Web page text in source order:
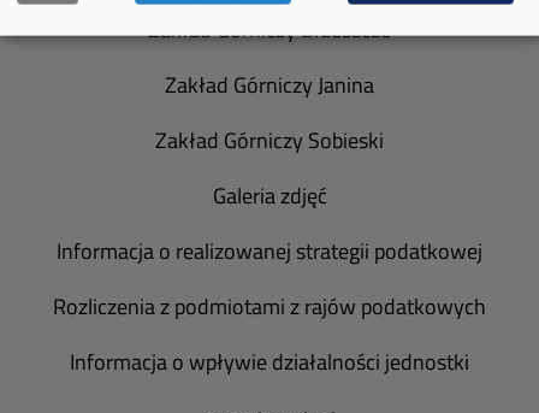
Zakład Górniczy Brzeszcze
Zakład Górniczy Janina
Zakład Górniczy Sobieski
Galeria zdjęć
Informacja o realizowanej strategii podatkowej
Rozliczenia z podmiotami z rajów podatkowych
Informacja o wpływie działalności jednostki